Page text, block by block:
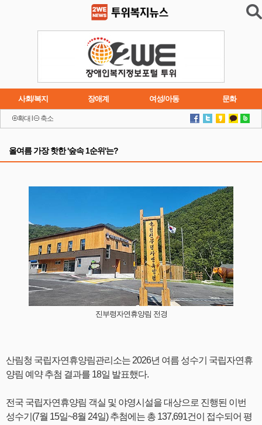
사회/복지 장애계 여성/아동 문화
이슈 연재소설
확대 축소
올여름 가장 핫한 '숲속 1순위'는?
진부령자연휴양림 전경
산림청 국립자연휴양림관리소는 2026년 여름 성수기 국립자연휴
양림 예약 추첨 결과를 18일 발표했다.
전국 국립자연휴양림 객실 및 야영시설을 대상으로 진행된 이번
성수기(7월 15일~8월 24일) 추첨에는 총 137,691건이 접수되어 평